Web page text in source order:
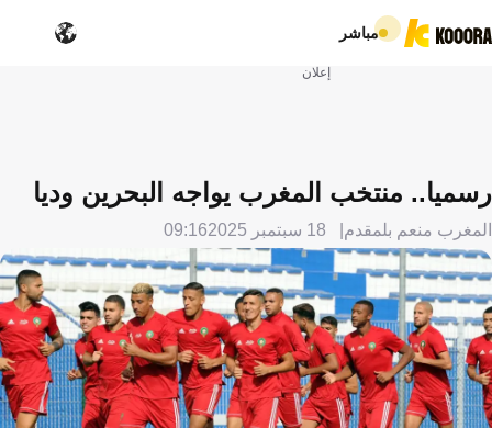
مباشر
إعلان
رسميا.. منتخب المغرب يواجه البحرين وديا
المغرب منعم بلمقدم 18 سبتمبر 2025 09:16